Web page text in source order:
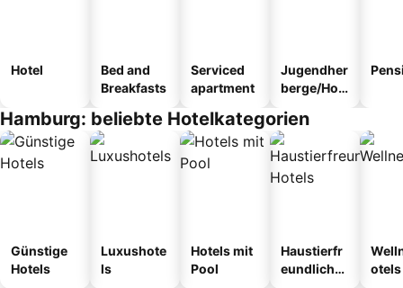
Hotel
Bed and
Breakfasts
Serviced
apartment
Jugendher
berge/Hos
Hamburg: beliebte Hotelkategorien
Günstige
Hotels
Luxushote
ls
Hotels mit
Pool
Haustierfr
eundliche
otels